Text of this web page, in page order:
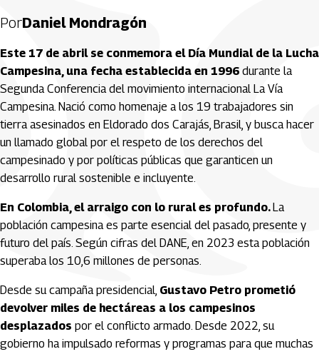
PorDaniel Mondragón
Este 17 de abril se conmemora el Día Mundial de la Lucha
Campesina, una fecha establecida en 1996 durante la
Segunda Conferencia del movimiento internacional La Vía
Campesina. Nació como homenaje a los 19 trabajadores sin
tierra asesinados en Eldorado dos Carajás, Brasil, y busca hacer
un llamado global por el respeto de los derechos del
campesinado y por políticas públicas que garanticen un
desarrollo rural sostenible e incluyente.
En Colombia, el arraigo con lo rural es profundo.La
población campesina es parte esencial del pasado, presente y
futuro del país. Según cifras del DANE, en 2023 esta población
superaba los 10,6 millones de personas.
Desde su campaña presidencial, Gustavo Petro prometió
devolver miles de hectáreas a los campesinos
desplazados por el conflicto armado. Desde 2022, su
gobierno ha impulsado reformas y programas para que muchas